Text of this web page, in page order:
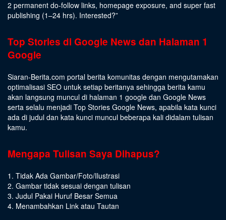
2 permanent do-follow links, homepage exposure, and super fast
publishing (1–24 hrs). Interested?”
Top Stories di Google News dan Halaman 1
Google
Siaran-Berita.com portal berita komunitas dengan mengutamakan
optimalisasi SEO untuk setiap beritanya sehingga berita kamu
akan langsung muncul di halaman 1 google dan Google News
serta selalu menjadi Top Stories Google News, apabila kata kunci
ada di judul dan kata kunci muncul beberapa kali didalam tulisan
kamu.
Mengapa Tulisan Saya Dihapus?
1. Tidak Ada Gambar/Foto/Ilustrasi
2. Gambar tidak sesuai dengan tulisan
3. Judul Pakai Huruf Besar Semua
4. Menambahkan Link atau Tautan